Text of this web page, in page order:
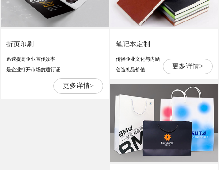
折页印刷
迅速提高企业宣传效率
是企业打开市场的通行证
更多详情>
笔记本定制
传播企业文化与内涵
创造礼品价值
更多详情>